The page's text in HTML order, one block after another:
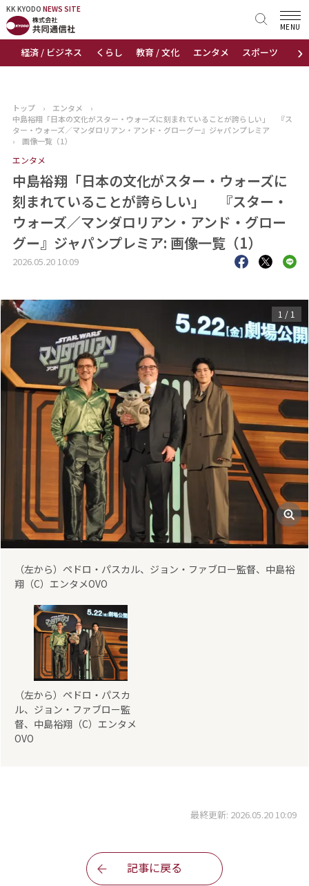
KK KYODO NEWS SITE
›
経済 / ビジネス くらし 教育 / 文化 エンタメ スポーツ 地域
MENU
KK KYODONEWS SITE
トップページ
ニュース
おすすめコンテンツ
出版物
会社概要
トップ › エンタメ
›
中島裕翔「日本の文化がスター・ウォーズに刻まれていることが誇らしい」 『ス
ター・ウォーズ／マンダロリアン・アンド・グローグー』ジャパンプレミア
›
画像一覧（1）
エンタメ
中島裕翔「日本の文化がスター・ウォーズに
刻まれていることが誇らしい」 『スター・
ウォーズ／マンダロリアン・アンド・グロー
グー』ジャパンプレミア: 画像一覧（1）
2026.05.20 10:09
（左から）ペドロ・パスカル、ジョン・ファブロー監督、中島裕
翔（C）エンタメOVO
1 / 1
（左から）ペドロ・パスカ
ル、ジョン・ファブロー監
督、中島裕翔（C）エンタメ
OVO
最終更新: 2026.05.20 10:09
記事に戻る